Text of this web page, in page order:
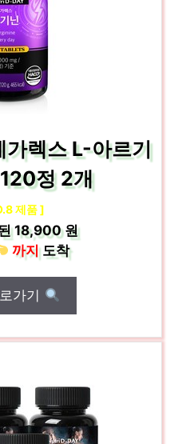
가렉스 L-아르기
정 2개
제품 ]
18,900 원
까지도착
가기